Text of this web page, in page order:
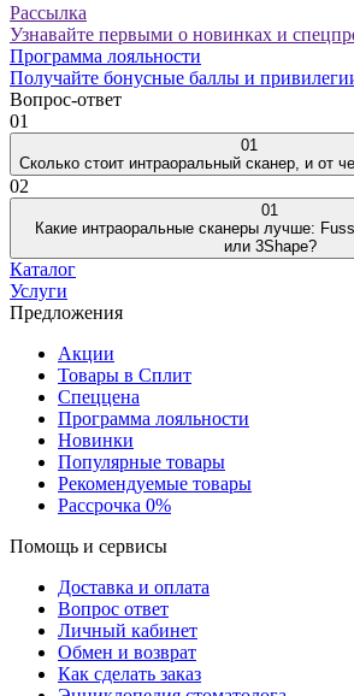
Рассылка
Узнавайте первыми о новинках и
Программа лояльности
Получайте бонусные баллы и
Вопрос-ответ
01
01
Сколько стоит интраоральный сканер, и от
02
01
Какие интраоральные сканеры лучше:
или 3Shape?
Каталог
Услуги
Предложения
Акции
Товары в Сплит
Спеццена
Программа лояльности
Новинки
Популярные товары
Рекомендуемые товары
Рассрочка 0%
Помощь и сервисы
Доставка и оплата
Вопрос ответ
Личный кабинет
Обмен и возврат
Как сделать заказ